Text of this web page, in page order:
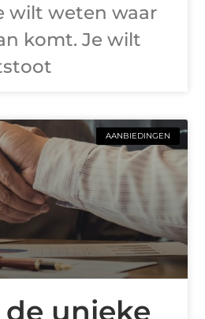
wilt weten waar
komt. Je wilt
AANBIEDINGEN
unieke